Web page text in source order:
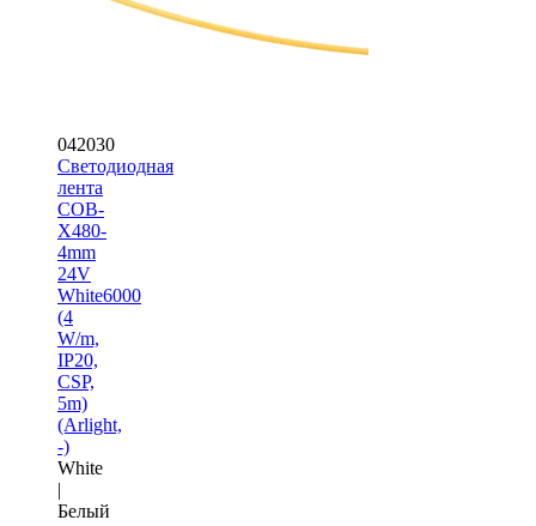
042030
Светодиодная
лента
COB-
X480-
4mm
24V
White6000
(4
W/m,
IP20,
CSP,
5m)
(Arlight,
-)
White
|
Белый